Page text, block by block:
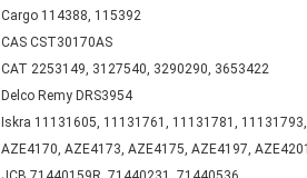
Cargo 114388, 115392
CAS CST30170AS
CAT 2253149, 3127540, 3290290, 3653422
Delco Remy DRS3954
Iskra 11131605, 11131761, 11131781,
AZE4170, AZE4173, AZE4175, AZE4197,